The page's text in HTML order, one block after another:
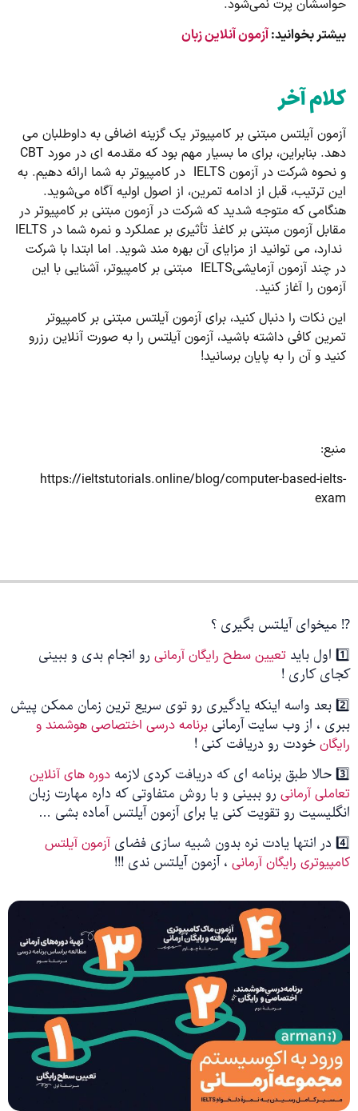
حواسشان پرت نمی‌شود.
بیشتر بخوانید:آزمون آنلاین زبان
کلام آخر
آزمون آیلتس مبتنی بر کامپیوتر یک گزینه اضافی به داوطلبان می
دهد. بنابراین، برای ما بسیار مهم بود که مقدمه ای در مورد CBT
و نحوه شرکت در آزمون IELTS در کامپیوتر به شما ارائه دهیم. به
این ترتیب، قبل از ادامه تمرین، از اصول اولیه آگاه می‌شوید.
هنگامی که متوجه شدید که شرکت در آزمون مبتنی بر کامپیوتر در
مقابل آزمون مبتنی بر کاغذ تأثیری بر عملکرد و نمره شما در IELTS
ندارد، می توانید از مزایای آن بهره مند شوید. اما ابتدا با شرکت
در چند آزمون آزمایشیIELTS مبتنی بر کامپیوتر، آشنایی با این
آزمون را آغاز کنید.
این نکات را دنبال کنید، برای آزمون آیلتس مبتنی بر کامپیوتر
تمرین کافی داشته باشید، آزمون آیلتس را به صورت آنلاین رزرو
کنید و آن را به پایان برسانید!
منبع:
https://ieltstutorials.online/blog/computer-based-ielts-
exam
⁉️ میخوای آیلتس بگیری ؟
1️⃣ اول باید
تعیین سطح رایگان آرمانی رو انجام بدی و ببینی
کجای کاری !
2️⃣ بعد واسه اینکه یادگیری رو توی سریع ترین زمان ممکن پیش
ببری ، از وب سایت آرمانی برنامه درسی اختصاصی هوشمند و
رایگان خودت رو دریافت کنی !
3️⃣ حالا طبق برنامه ای که دریافت کردی لازمه
دوره های آنلاین
تعاملی آرمانی رو ببینی و با روش متفاوتی که داره مهارت زبان
انگلیسیت رو تقویت کنی یا برای آزمون آیلتس آماده بشی …
4️⃣ در انتها یادت نره بدون شبیه سازی فضای
آزمون آیلتس
کامپیوتری رایگان آرمانی ، آزمون آیلتس ندی !!!